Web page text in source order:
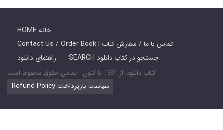
HOME خانه
Contact Us / Order Book | تماس با ما / سفارش کتاب
راهنمای دانلود
SEARCH جستجو در کتاب دانلود
کتاب دانلود: از 1391 تا کنون - تمامی حقوق محفوظ است
Refund Policy سیاست بازپرداخت